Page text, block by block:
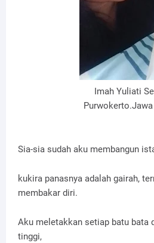
Imah Yuliati
Purwokerto.Jawa
Sia-sia sudah aku membangun
kukira panasnya adalah gairah,
membakar diri.
Aku meletakkan setiap batu bata
tinggi,